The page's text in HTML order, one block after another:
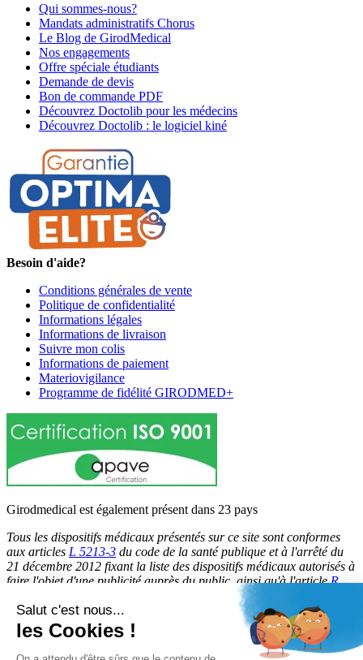
Qui sommes-nous?
Mandats administratifs Chorus
Le Blog de GirodMedical
Nos engagements
Offre spéciale étudiants
Demande de devis
Bon de commande PDF
Découvrez Doctolib pour les médecins
Découvrez Doctolib : le logiciel kiné
Besoin d'aide?
Conditions générales de vente
Politique de confidentialité
Informations légales
Informations de livraison
Suivre mon colis
Informations de paiement
Materiovigilance
Programme de fidélité GIRODMED+
Girodmedical est également présent dans 23 pays
Tous les dispositifs médicaux présentés sur ce site sont conformes
aux articles L 5213-3 du code de la santé publique et à l'arrêté du
21 décembre 2012 fixant la liste des dispositifs médicaux autorisés à
faire l'objet d'une publicité auprès du public, ainsi qu'à l'articleR
du code de la santé publique. Par conséquent, ils peuvent
être légalement promus et rendus accessibles au public.
© 2026 Girodmedical. Tous droits réservés.
Salut c'est nous...
les Cookies !